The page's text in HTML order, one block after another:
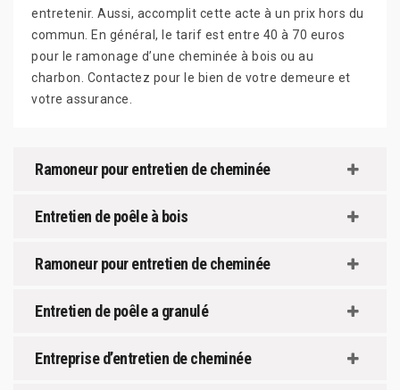
entretenir. Aussi, accomplit cette acte à un prix hors du
commun. En général, le tarif est entre 40 à 70 euros
pour le ramonage d’une cheminée à bois ou au
charbon. Contactez pour le bien de votre demeure et
votre assurance.
Ramoneur pour entretien de cheminée
Entretien de poêle à bois
Ramoneur pour entretien de cheminée
Entretien de poêle a granulé
Entreprise d’entretien de cheminée